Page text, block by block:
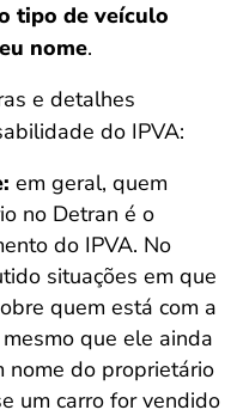
tipo de veículo
nome.
e detalhes
do IPVA:
em geral, quem
no Detran é o
do IPVA. No
situações em que
quem está com a
que ele ainda
nome do proprietário
um carro for vendido